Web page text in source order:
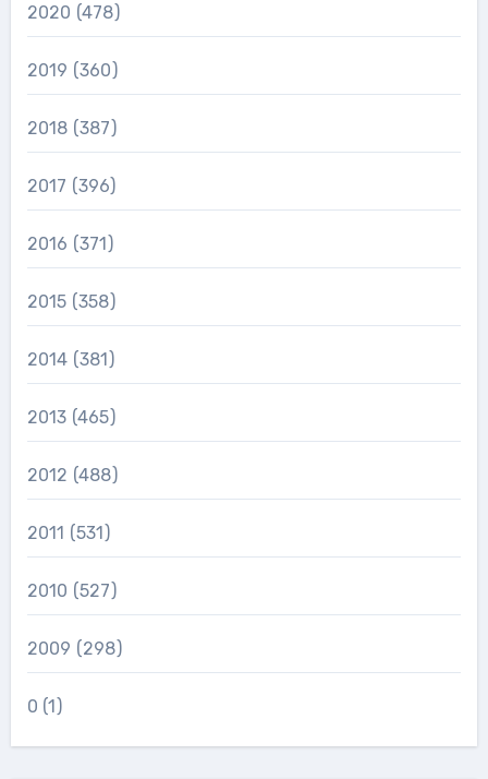
2020 (478)
2019 (360)
2018 (387)
2017 (396)
2016 (371)
2015 (358)
2014 (381)
2013 (465)
2012 (488)
2011 (531)
2010 (527)
2009 (298)
0 (1)